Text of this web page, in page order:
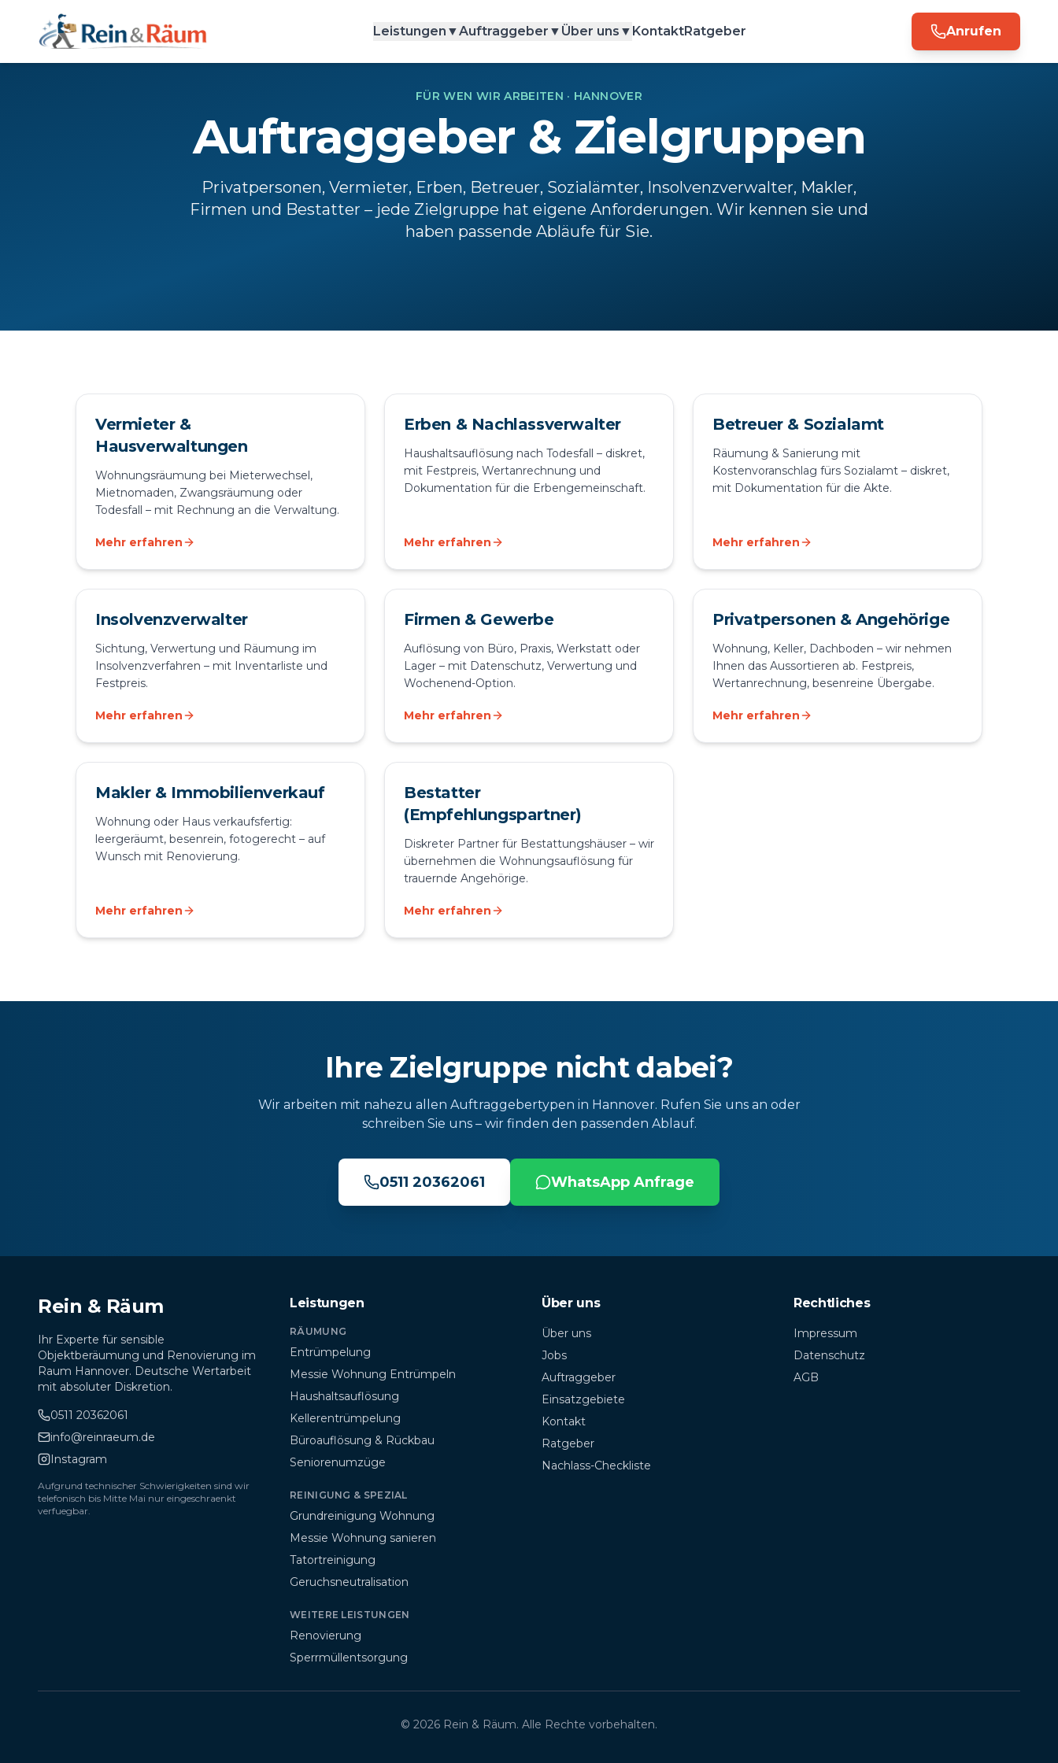
Leistungen ▼Auftraggeber ▼ Über uns ▼ KontaktRatgeber Anrufen
FÜR WEN WIR ARBEITEN · HANNOVER
Auftraggeber & Zielgruppen
Privatpersonen, Vermieter, Erben, Betreuer, Sozialämter, Insolvenzverwalter, Makler,
Firmen und Bestatter – jede Zielgruppe hat eigene Anforderungen. Wir kennen sie und
haben passende Abläufe für Sie.
Vermieter &
Hausverwaltungen
Wohnungsräumung bei Mieterwechsel,
Mietnomaden, Zwangsräumung oder
Todesfall – mit Rechnung an die Verwaltung.
Mehr erfahren
Erben & Nachlassverwalter
Haushaltsauflösung nach Todesfall – diskret,
mit Festpreis, Wertanrechnung und
Dokumentation für die Erbengemeinschaft.
Mehr erfahren
Betreuer & Sozialamt
Räumung & Sanierung mit
Kostenvoranschlag fürs Sozialamt – diskret,
mit Dokumentation für die Akte.
Mehr erfahren
Insolvenzverwalter
Sichtung, Verwertung und Räumung im
Insolvenzverfahren – mit Inventarliste und
Festpreis.
Mehr erfahren
Firmen & Gewerbe
Auflösung von Büro, Praxis, Werkstatt oder
Lager – mit Datenschutz, Verwertung und
Wochenend-Option.
Mehr erfahren
Privatpersonen & Angehörige
Wohnung, Keller, Dachboden – wir nehmen
Ihnen das Aussortieren ab. Festpreis,
Wertanrechnung, besenreine Übergabe.
Mehr erfahren
Makler & Immobilienverkauf
Wohnung oder Haus verkaufsfertig:
leergeräumt, besenrein, fotogerecht – auf
Wunsch mit Renovierung.
Mehr erfahren
Bestatter
(Empfehlungspartner)
Diskreter Partner für Bestattungshäuser – wir
übernehmen die Wohnungsauflösung für
trauernde Angehörige.
Mehr erfahren
Ihre Zielgruppe nicht dabei?
Wir arbeiten mit nahezu allen Auftraggebertypen in Hannover. Rufen Sie uns an oder
schreiben Sie uns – wir finden den passenden Ablauf.
0511 20362061 WhatsApp Anfrage
Rein & Räum
Ihr Experte für sensible
Objektberäumung und Renovierung im
Raum Hannover. Deutsche Wertarbeit
mit absoluter Diskretion.
0511 20362061
info@reinraeum.de
Instagram
Aufgrund technischer Schwierigkeiten sind wir
telefonisch bis Mitte Mai nur eingeschraenkt
verfuegbar.
Leistungen
RÄUMUNG
Entrümpelung
Messie Wohnung Entrümpeln
Haushaltsauflösung
Kellerentrümpelung
Büroauflösung & Rückbau
Seniorenumzüge
REINIGUNG & SPEZIAL
Grundreinigung Wohnung
Messie Wohnung sanieren
Tatortreinigung
Geruchsneutralisation
WEITERE LEISTUNGEN
Renovierung
Sperrmüllentsorgung
Über uns
Über uns
Jobs
Auftraggeber
Einsatzgebiete
Kontakt
Ratgeber
Nachlass-Checkliste
Rechtliches
Impressum
Datenschutz
AGB
© 2026 Rein & Räum. Alle Rechte vorbehalten.